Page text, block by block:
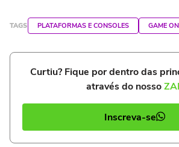
TAGS PLATAFORMAS E CONSOLES GAME ON
Curtiu? Fique por dentro das
através do nosso
Inscreva-se